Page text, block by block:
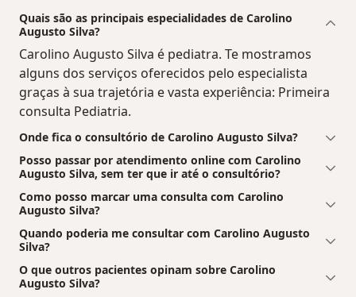
Quais são as principais especialidades de Carolino
Augusto Silva?
Carolino Augusto Silva é pediatra. Te mostramos
alguns dos serviços oferecidos pelo especialista
graças à sua trajetória e vasta experiência: Primeira
consulta Pediatria.
Onde fica o consultório de Carolino Augusto Silva?
Posso passar por atendimento online com Carolino
Augusto Silva, sem ter que ir até o consultório?
Como posso marcar uma consulta com Carolino
Augusto Silva?
Quando poderia me consultar com Carolino Augusto
Silva?
O que outros pacientes opinam sobre Carolino
Augusto Silva?